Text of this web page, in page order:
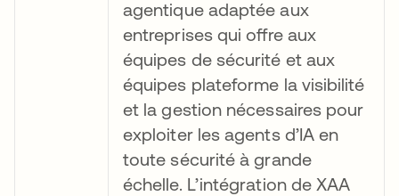
agentique adaptée aux
entreprises qui offre aux
équipes de sécurité et aux
équipes plateforme la visibilité
et la gestion nécessaires pour
exploiter les agents d’IA en
toute sécurité à grande
échelle. L’intégration de XAA